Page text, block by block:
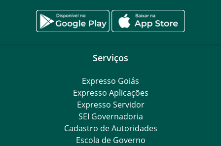
Serviços
Expresso Goiás
Expresso Aplicações
Expresso Servidor
SEI Governadoria
Cadastro de Autoridades
Escola de Governo